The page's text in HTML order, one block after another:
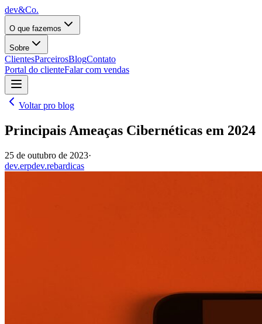
dev&Co.
O que fazemos
Sobre
ClientesParceirosBlogContato
Portal do clienteFalar com vendas
Voltar pro blog
Principais Ameaças Cibernéticas em 2024
25 de outubro de 2023·
dev.erpdev.rebardicas